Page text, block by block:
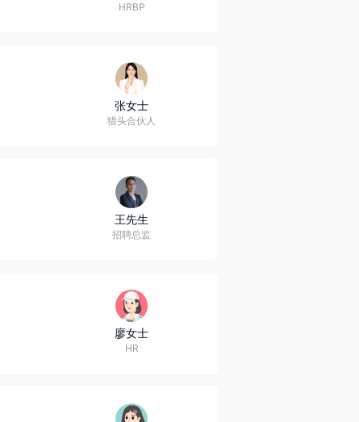
HRBP
张女士
猎头合伙人
王先生
招聘总监
廖女士
HR